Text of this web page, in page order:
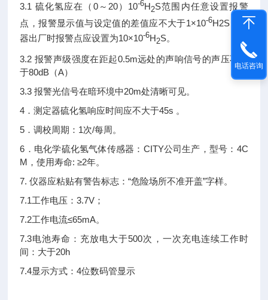
3.1 硫化氢应在（0～20）10-6H2S范围内任意设置报警
点，报警显示值与设定值的差值应不大于1×10-6H2S，仪
器出厂时报警点应设置为10×10-6H2S。
3.2 报警声级强度在距起0.5m远处的声响信号的声压不小
于80dB（A）
3.3 报警光信号在暗环境中20m处清晰可见。
4．测定器硫化氢响应时间应不大于45s 。
5．调校周期：1次/每周。
6．电化学硫化氢气体传感器：CITY公司生产，型号：4C
M，使用寿命: ≥2年。
7. 仪器应粘贴有警告标志：“危险场所不准开盖”字样。
7.1工作电压：3.7V；
7.2工作电流≤65mA。
7.3电池寿命：充放电大于500次，一次充电连续工作时
间：大于20h
7.4显示方式：4位数码管显示
电话咨询